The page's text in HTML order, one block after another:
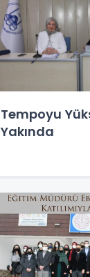
Tempoyu
Yakında